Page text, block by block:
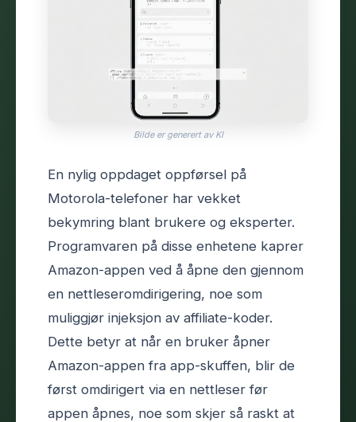
Bilde er generert av KI
En nylig oppdaget oppførsel på
Motorola-telefoner har vekket
bekymring blant brukere og eksperter.
Programvaren på disse enhetene kaprer
Amazon-appen ved å åpne den gjennom
en nettleseromdirigering, noe som
muliggjør injeksjon av affiliate-koder.
Dette betyr at når en bruker åpner
Amazon-appen fra app-skuffen, blir de
først omdirigert via en nettleser før
appen åpnes, noe som skjer så raskt at